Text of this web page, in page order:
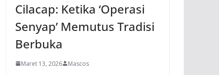
Cilacap: Ketika ‘Operasi
Senyap’ Memutus Tradisi
Berbuka
Maret 13, 2026 Mascos